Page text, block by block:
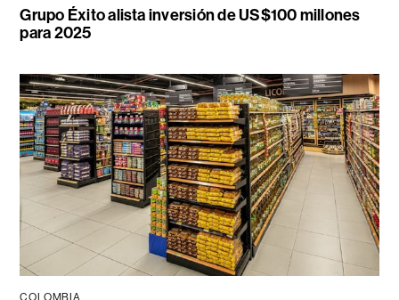
Grupo Éxito alista inversión de US$100 millones
para 2025
COLOMBIA